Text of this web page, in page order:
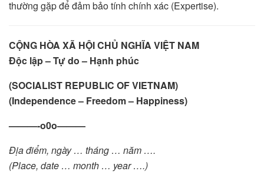
thường gặp để đảm bảo tính chính xác (Expertise).
CỘNG HÒA XÃ HỘI CHỦ NGHĨA VIỆT NAM
Độc lập – Tự do – Hạnh phúc
(SOCIALIST REPUBLIC OF VIETNAM)
(Independence – Freedom – Happiness)
———-o0o———
Địa điểm, ngày … tháng … năm ….
(Place, date … month … year ….)